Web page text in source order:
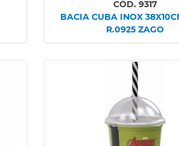
CÓD. 9317
BACIA CUBA INOX
R.0925 ZAGO